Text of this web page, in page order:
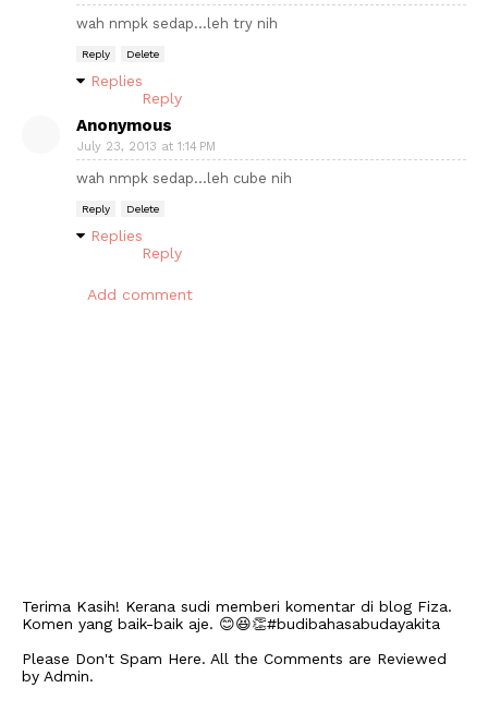
wah nmpk sedap...leh try nih
Reply Delete
Replies
Reply
Anonymous
July 23, 2013 at 1:14 PM
wah nmpk sedap...leh cube nih
Reply Delete
Replies
Reply
Add comment
Terima Kasih! Kerana sudi memberi komentar di blog Fiza.
Komen yang baik-baik aje. 😊😆👏#budibahasabudayakita
Please Don't Spam Here. All the Comments are Reviewed
by Admin.